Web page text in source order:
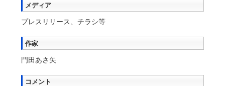
メディア
プレスリリース、チラシ等
作家
門田あさ矢
コメント